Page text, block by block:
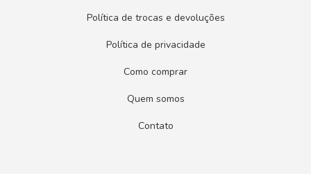
Política de trocas e devoluções
Política de privacidade
Como comprar
Quem somos
Contato